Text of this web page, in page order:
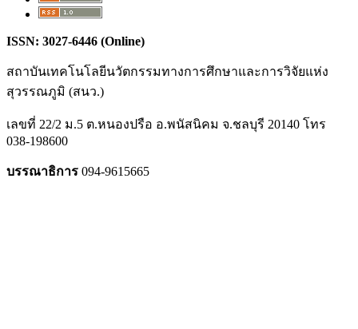
ISSN: 3027-6446 (Online)
สถาบันเทคโนโลยีนวัตกรรมทางการศึกษาและการวิจัยแห่ง
สุวรรณภูมิ (สนว.)
เลขที่ 22/2 ม.5 ต.หนองปรือ อ.พนัสนิคม จ.ชลบุรี 20140 โทร
038-198600
บรรณาธิการ 094-9615665